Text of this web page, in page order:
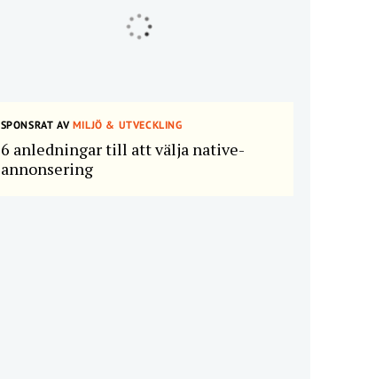
SPONSRAT AVMILJÖ & UTVECKLING
6 anledningar till att välja native-
annonsering